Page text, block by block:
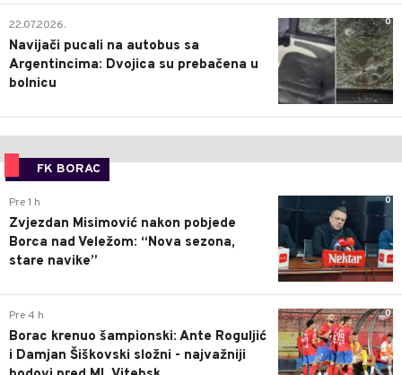
0
22.07.2026.
Navijači pucali na autobus sa
Argentincima: Dvojica su prebačena u
bolnicu
FK BORAC
0
Pre 1 h
Zvjezdan Misimović nakon pobjede
Borca nad Veležom: “Nova sezona,
stare navike”
0
Pre 4 h
Borac krenuo šampionski: Ante Roguljić
i Damjan Šiškovski složni - najvažniji